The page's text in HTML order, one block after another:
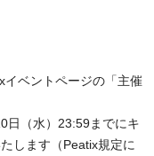
イベントページの「主催
します（Peatix規定に